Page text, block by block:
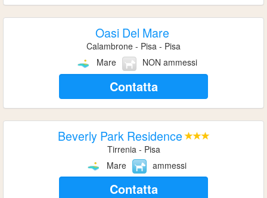
Oasi Del Mare
Calambrone - Pisa - Pisa
Mare
NON ammessi
Contatta
Beverly Park Residence
Tirrenia - Pisa
Mare
ammessi
Contatta